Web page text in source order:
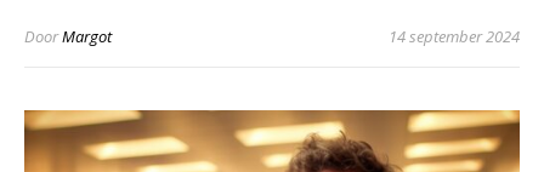
DoorMargot 14 september 2024